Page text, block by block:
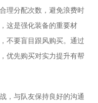
理分配次数，避免浪费时
这是强化装备的重要材
不要盲目跟风购买。通过
优先购买对实力提升有帮
，与队友保持良好的沟通